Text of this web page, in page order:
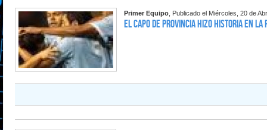
Primer Equipo , Publicado el Miércoles, 20 de
El Capo de Provincia hizo historia en La